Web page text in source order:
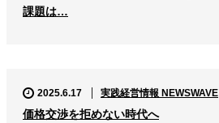
課題は…
2025.6.17 実践経営情報 NEWSWAVE
価格交渉を拒めない時代へ